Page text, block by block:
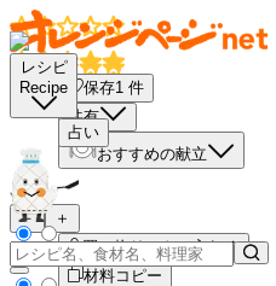
レシピ
Recipe
占い
保存1 件
共有
おすすめの献立
－
＋
買い物リストに入れる
材料コピー